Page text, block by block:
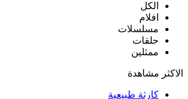
الكل
افلام
مسلسلات
حلقات
ممثلين
الاكثر مشاهدة
كارثة طبيعية